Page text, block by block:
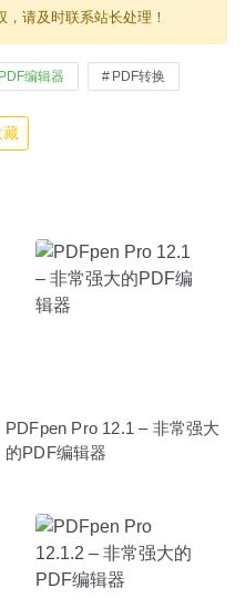
请及时联系站长处理！
PDF编辑器 PDF转换
藏
PDFpen Pro 12.1 – 非常强大
的PDF编辑器